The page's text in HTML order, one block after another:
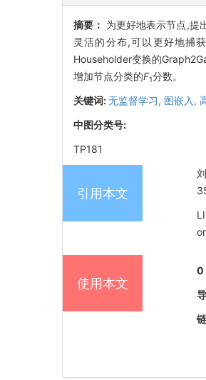
摘要： 为更好地表示节点,提
灵活的分布,可以更好地捕
Householder变换的
增加节点分类的F1分数。
关键词:无监督学习, 图嵌入,
中图分类号:
TP181
引用本文
使用本文
0